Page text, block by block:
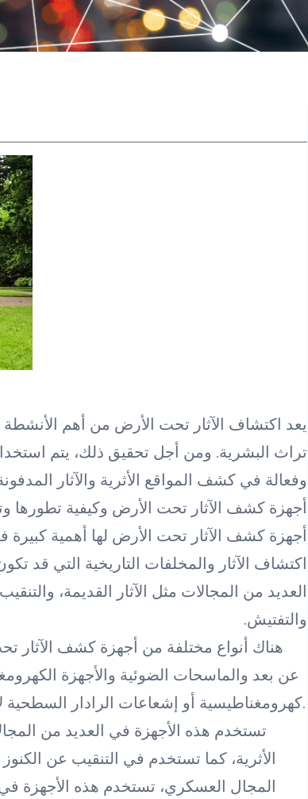
يعد اكتشاف الآثار تحت الأرض من أهم
تراث البشرية. ومن أجل تحقيق ذلك، يتم
وفعالة في كشف المواقع الأثرية والآثار
أجهزة كشف الآثار تحت الأرض وكيفية تطورها
أجهزة كشف الآثار تحت الأرض لها أهمية كبيرة
اكتشاف الآثار والمخلفات التاريخية التي
العديد من المجالات مثل الآثار القديمة،
والتفتيش.
هناك أنواع مختلفة من أجهزة كشف الآثار
عن بعد والماسحات الضوئية والأجهزة
كهرومغناطيسية أو إشعاعات الرادار السطحية لاكتشاف المواد تحت الأرض وتحديد مواقعها وخصائصها.
تستخدم هذه الأجهزة في العديد من
الأثرية، كما تستخدم في التنقيب عن
المجال العسكري، تستخدم هذه الأجهزة